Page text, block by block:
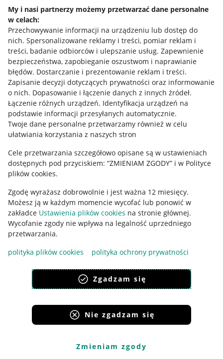
My i nasi partnerzy możemy przetwarzać dane personalne
w celach:
Przechowywanie informacji na urządzeniu lub dostęp do
nich. Spersonalizowane reklamy i treści, pomiar reklam i
treści, badanie odbiorców i ulepszanie usług. Zapewnienie
bezpieczeństwa, zapobieganie oszustwom i naprawianie
błędów. Dostarczanie i prezentowanie reklam i treści.
Zapisanie decyzji dotyczących prywatności oraz informowanie
o nich. Dopasowanie i łączenie danych z innych źródeł.
Łączenie różnych urządzeń. Identyfikacja urządzeń na
podstawie informacji przesyłanych automatycznie.
Twoje dane personalne przetwarzamy również w celu
ułatwiania korzystania z naszych stron
Cele przetwarzania szczegółowo opisane są w ustawieniach
dostępnych pod przyciskiem: “ZMIENIAM ZGODY” i w Polityce
plików cookies.
Zgodę wyrażasz dobrowolnie i jest ważna 12 miesięcy.
Możesz ją w każdym momencie wycofać lub ponowić w
zakładce Ustawienia plików cookies na stronie głównej.
Wycofanie zgody nie wpływa na legalność uprzedniego
przetwarzania.
polityka plików cookies
polityka ochrony prywatności
Zgadzam się
Nie zgadzam się
Zmieniam zgody
Allegro Gadane dla sprzedających
Allegro Gadane dla kupujących
Mapa miejscowości
Informacje prawne
Regulamin
Polityka plików "cookies"
Ustawienia plików "cookies"
Udostępnianie lokalizacji
Informacje dla Aktu o Usługach Cyfrowych
Pobierz aplikację
Korzystanie z serwisu oznacza akceptacjęregulaminu